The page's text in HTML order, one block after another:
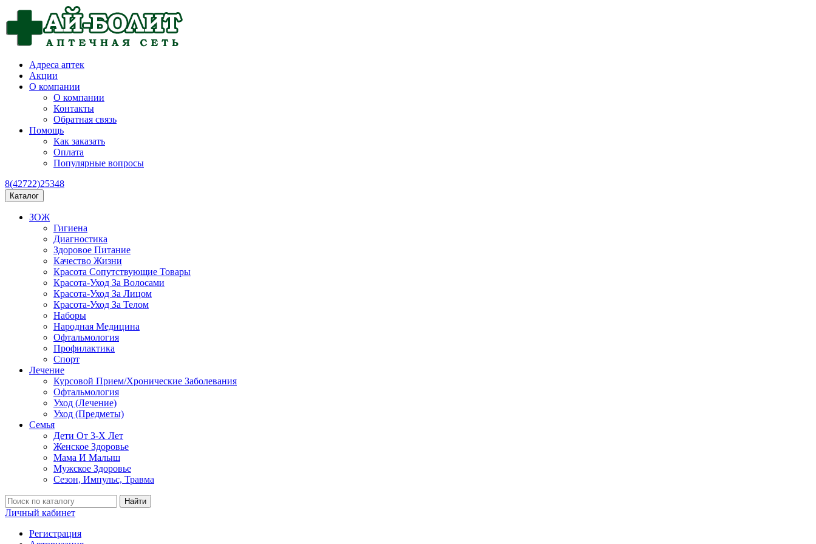
Адреса аптек
Акции
О компании
О компании
Контакты
Обратная связь
Помощь
Как заказать
Оплата
Популярные вопросы
8(42722)25348
Каталог
ЗОЖ
Гигиена
Диагностика
Здоровое Питание
Качество Жизни
Красота Сопутствующие Товары
Красота-Уход За Волосами
Красота-Уход За Лицом
Красота-Уход За Телом
Наборы
Народная Медицина
Офтальмология
Профилактика
Спорт
Лечение
Курсовой Прием/Хронические Заболевания
Офтальмология
Уход (Лечение)
Уход (Предметы)
Семья
Дети От 3-Х Лет
Женское Здоровье
Мама И Малыш
Мужское Здоровье
Сезон, Импульс, Травма
Найти
Личный кабинет
Регистрация